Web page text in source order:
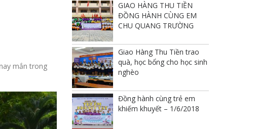
mắn trong
GIAO HÀNG THU TIỀN
ĐỒNG HÀNH CÙNG EM
CHU QUANG TRƯỜNG
Giao Hàng Thu Tiền trao
quà, học bổng cho học sinh
nghèo
Đồng hành cùng trẻ em
khiếm khuyết – 1/6/2018